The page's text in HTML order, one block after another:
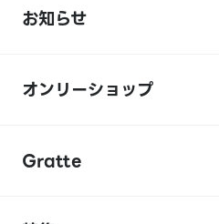
お知らせ
オンリーショップ
Gratte